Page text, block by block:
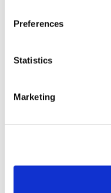
Preferences
Statistics
Marketing